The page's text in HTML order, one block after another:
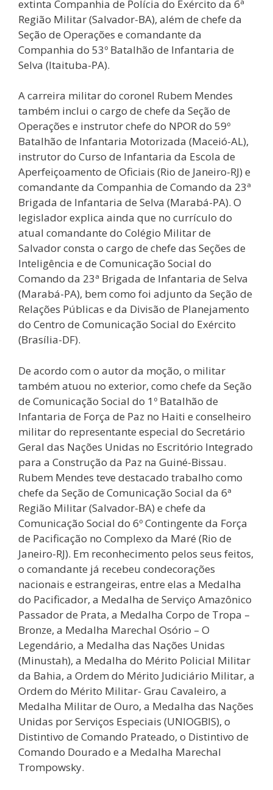
extinta Companhia de Polícia do Exército da 6ª
Região Militar (Salvador-BA), além de chefe da
Seção de Operações e comandante da
Companhia do 53º Batalhão de Infantaria de
Selva (Itaituba-PA).
A carreira militar do coronel Rubem Mendes
também inclui o cargo de chefe da Seção de
Operações e instrutor chefe do NPOR do 59º
Batalhão de Infantaria Motorizada (Maceió-AL),
instrutor do Curso de Infantaria da Escola de
Aperfeiçoamento de Oficiais (Rio de Janeiro-RJ) e
comandante da Companhia de Comando da 23ª
Brigada de Infantaria de Selva (Marabá-PA). O
legislador explica ainda que no currículo do
atual comandante do Colégio Militar de
Salvador consta o cargo de chefe das Seções de
Inteligência e de Comunicação Social do
Comando da 23ª Brigada de Infantaria de Selva
(Marabá-PA), bem como foi adjunto da Seção de
Relações Públicas e da Divisão de Planejamento
do Centro de Comunicação Social do Exército
(Brasília-DF).
De acordo com o autor da moção, o militar
também atuou no exterior, como chefe da Seção
de Comunicação Social do 1º Batalhão de
Infantaria de Força de Paz no Haiti e conselheiro
militar do representante especial do Secretário
Geral das Nações Unidas no Escritório Integrado
para a Construção da Paz na Guiné-Bissau.
Rubem Mendes teve destacado trabalho como
chefe da Seção de Comunicação Social da 6ª
Região Militar (Salvador-BA) e chefe da
Comunicação Social do 6º Contingente da Força
de Pacificação no Complexo da Maré (Rio de
Janeiro-RJ). Em reconhecimento pelos seus feitos,
o comandante já recebeu condecorações
nacionais e estrangeiras, entre elas a Medalha
do Pacificador, a Medalha de Serviço Amazônico
Passador de Prata, a Medalha Corpo de Tropa –
Bronze, a Medalha Marechal Osório – O
Legendário, a Medalha das Nações Unidas
(Minustah), a Medalha do Mérito Policial Militar
da Bahia, a Ordem do Mérito Judiciário Militar, a
Ordem do Mérito Militar- Grau Cavaleiro, a
Medalha Militar de Ouro, a Medalha das Nações
Unidas por Serviços Especiais (UNIOGBIS), o
Distintivo de Comando Prateado, o Distintivo de
Comando Dourado e a Medalha Marechal
Trompowsky.